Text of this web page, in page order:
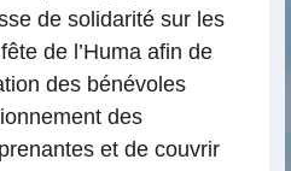
de solidarité sur les
de l’Huma afin de
des bénévoles
des
et de couvrir